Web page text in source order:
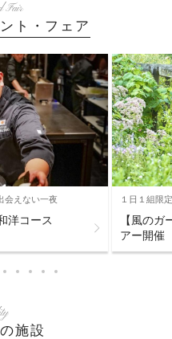
Fair
ト・フェア
会えない一夜
洋コース
１日１組限定
【風の
アー開催
施設